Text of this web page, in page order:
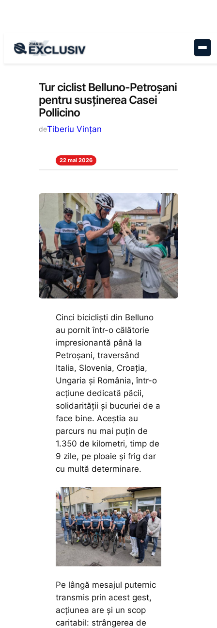
Stiri la zi
Tur ciclist Belluno-Petroșani
pentru susținerea Casei
Pollicino
deTiberiu Vințan
22 mai 2026
Cinci bicicliști din Belluno
au pornit într-o călătorie
impresionantă până la
Petroșani, traversând
Italia, Slovenia, Croația,
Ungaria și România, într-o
acțiune dedicată păcii,
solidarității și bucuriei de a
face bine. Aceștia au
parcurs nu mai puțin de
1.350 de kilometri, timp de
9 zile, pe ploaie și frig dar
cu multă determinare.
Pe lângă mesajul puternic
transmis prin acest gest,
acțiunea are și un scop
caritabil: strângerea de